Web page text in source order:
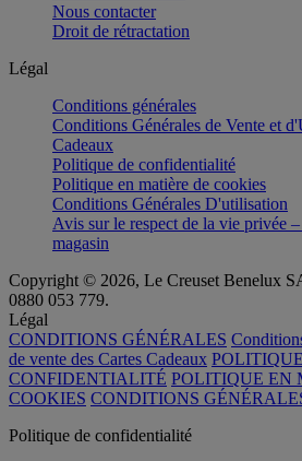
Nous contacter
Droit de rétractation
Légal
Conditions générales
Conditions Générales de Vente et
Cadeaux
Politique de confidentialité
Politique en matière de cookies
Conditions Générales D'utilisation
Avis sur le respect de la vie privée
magasin
Copyright © 2026, Le Creuset Benelux
0880 053 779.
Légal
CONDITIONS GÉNÉRALES
de vente des Cartes Cadeaux
CONFIDENTIALITÉ POLITIQUE EN
COOKIES CONDITIONS
Politique de confidentialité